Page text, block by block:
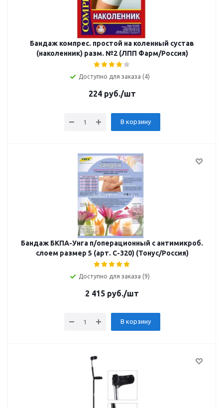
Бандаж компрес. простой на коленный сустав
(наколенник) разм. №2 (ЛПП Фарм/Россия)
Доступно для заказа (4)
224руб./шт
В корзину
Бандаж БКПА-Унга п/операционный с антимикроб.
слоем размер 5 (арт. С-320) (Тонус/Россия)
Доступно для заказа (9)
2 415 руб./шт
В корзину